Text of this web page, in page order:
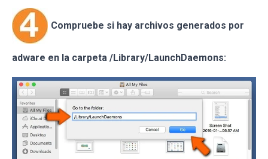
Compruebe si hay archivos generados por
adware en la carpeta /Library/LaunchDaemons: